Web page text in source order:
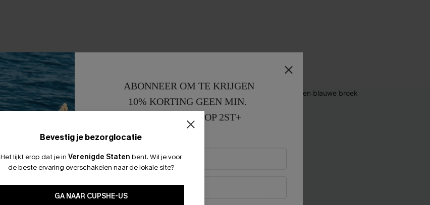
Bevestig je bezorglocatie
Het lijkt erop dat je in Verenigde Staten bent. Wil je voor
de beste ervaring overschakelen naar de lokale site?
GA NAAR CUPSHE-US
ABONNEER OM TE KRIJGEN
10% KORTING GEEN MIN.
15% KORTING OP 2ST+